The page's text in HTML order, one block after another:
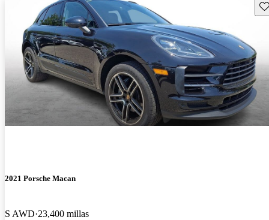
2021 Porsche Macan
S AWD 23,400 millas